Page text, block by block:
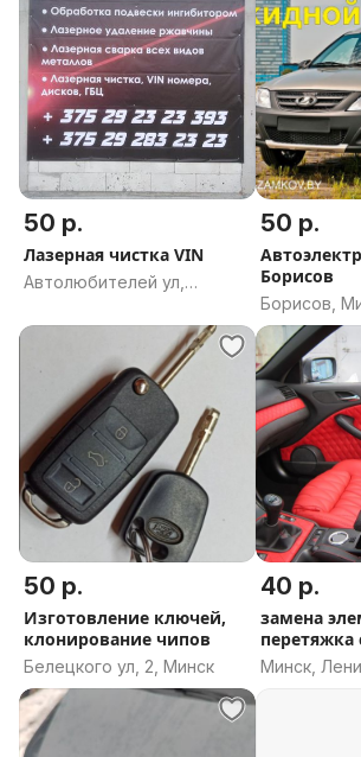
50 р.
Лазерная чистка VIN
Автолюбителей ул,
Брестская область
50 р.
Борисов
Борисов,
50 р.
Изготовление ключей,
клонирование чипов
Белецкого ул, 2, Минск
40 р.
замена
перетяжка
Минск,